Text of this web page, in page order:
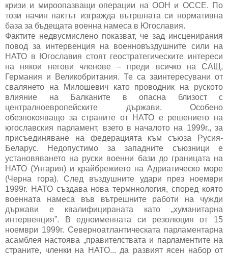
кризи и мироопазващи операции на ООН и ОССЕ. По
този начин пактът изгражда вътршната си нормативна
база за бъдещата военна намеса в Югославия.
Фактите недвусмислено показват, че зад инсценирания
повод за интервенция на военновъздушните сили на
НАТО в Югославия стоят геостратегическите интереси
на някои негови членове – преди всичко на САЩ,
Германия и Великобритания. Те са заинтересувани от
свалянето на Милошевич като проводник на руското
влияние на Балканите в опасна близост с
централноевропейските държави. Особено
обезпокояващо за страните от НАТО е решението на
югославския парламент, взето в началото на 1999г., за
присъединяване на федерацията към съюза Русия-
Беларус. Недопустимо за западните съюзници е
установяването на руски военни бази до границата на
НАТО (Унгария) и крайбрежието на Адриатическо море
(Черна гора). След въздушните удари през ноември
1999г. НАТО създава нова термннология, според която
военната намеса във вътрешните работи на чужди
държави е квалифицираната като „хуманитарна
интервенция”. В едноименната си резолюция от 15
ноември 1999г. Северноатлантическата парламентарна
асамблея настоява „правителствата и парламентите на
страните, членки на НАТО... да развият ясен набор от